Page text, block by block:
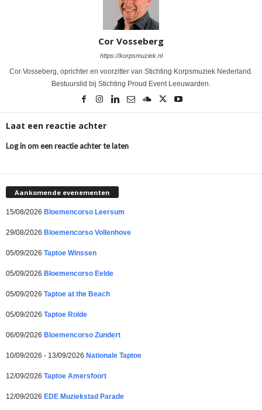
Cor Vosseberg
https://korpsmuziek.nl
Cor Vosseberg, oprichter en voorzitter van Stichting Korpsmuziek Nederland.
Bestuurslid bij Stichting Proud Event Leeuwarden.
Laat een reactie achter
Log in om een reactie achter te laten
Aankomende evenementen
15/08/2026 Bloemencorso Leersum
29/08/2026 Bloemencorso Vollenhove
05/09/2026 Taptoe Winssen
05/09/2026 Bloemencorso Eelde
05/09/2026 Taptoe at the Beach
05/09/2026 Taptoe Rolde
06/09/2026 Bloemencorso Zundert
10/09/2026 - 13/09/2026 Nationale Taptoe
12/09/2026 Taptoe Amersfoort
12/09/2026 EDE Muziekstad Parade